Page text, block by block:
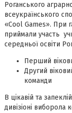
Роганського
всеукраїнського
«Cool Games». При
приймали участь
середньої освіти
Перший
Другий
команди
В цікавій та
дивізіоні виборола